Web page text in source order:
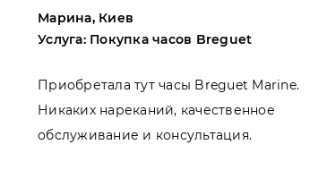
Марина, Киев
Услуга: Покупка часов Breguet
Приобретала тут часы Breguet Marine.
Никаких нареканий, качественное
обслуживание и консультация.